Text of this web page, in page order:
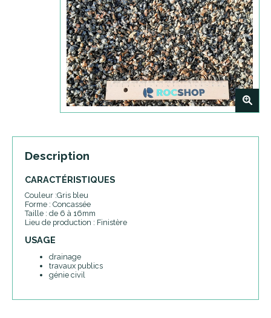
+
Description
CARACTÉRISTIQUES
Couleur :Gris bleu
Forme : Concassée
Taille : de 6 à 16mm
Lieu de production : Finistère
USAGE
drainage
travaux publics
génie civil